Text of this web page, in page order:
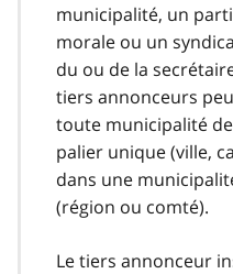
municipalité, un
morale ou un
du ou de la
tiers annonceurs
toute municipalité
palier unique (ville,
dans une
(région ou comté).
Le tiers annonceur